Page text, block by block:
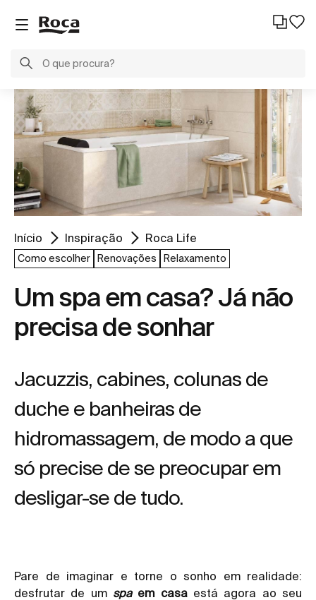
Início Inspiração Roca Life
Como escolher Renovações Relaxamento
Um spa em casa? Já não
precisa de sonhar
Jacuzzis, cabines, colunas de
duche e banheiras de
hidromassagem, de modo a que
só precise de se preocupar em
desligar-se de tudo.
Pare de imaginar e torne o sonho em realidade:
desfrutar de um spaem casaestá agora ao seu